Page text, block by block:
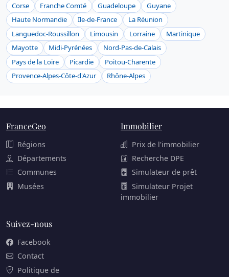
Corse
Franche Comté Guadeloupe
Guyane
Haute Normandie
Ile-de-France
La Réunion
Languedoc-Roussillon
Limousin Lorraine
Martinique
Mayotte
Midi-Pyrénées
Nord-Pas-de-Calais
Pays de la Loire
Picardie
Poitou-Charente
Provence-Alpes-Côte-d'Azur
Rhône-Alpes
FranceGeo
Régions
Départements
Communes
Musées
Immobilier
Prix de l'immobilier
Recherche DPE
Simulateur de prêt
Simulateur Projet
immobilier
Suivez-nous
Facebook
Contact
Politique de